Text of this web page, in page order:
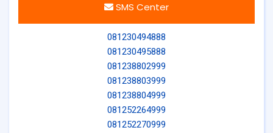
SMS Center
081230494888
081230495888
081238802999
081238803999
081238804999
081252264999
081252270999